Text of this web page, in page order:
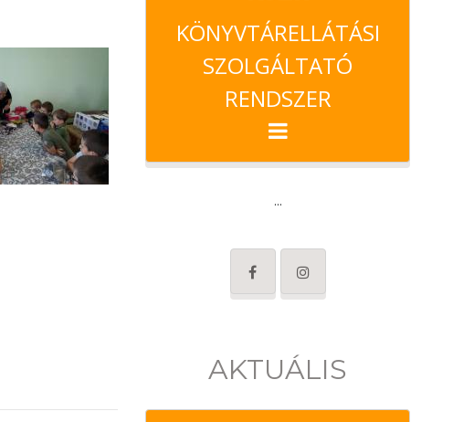
KÖNYVTÁRELLÁTÁSI
SZOLGÁLTATÓ
RENDSZER
...
AKTUÁLIS